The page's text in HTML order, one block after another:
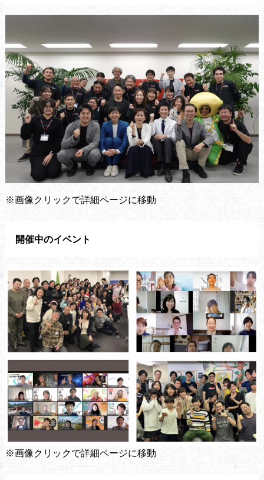
※画像クリックで詳細ページに移動
開催中のイベント
※画像クリックで詳細ページに移動